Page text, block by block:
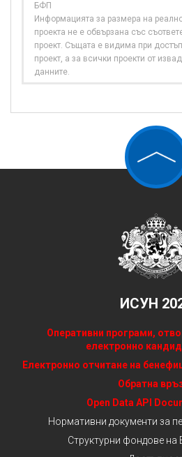
БФП
Информацията за размера на
проекта не е обвързана със
проект. Същата е видима при
проект, а за всички проекти от
данните.
ИСУН
Оперативни програми,
електронно
Електронно отчитане на
Обратна
Open Data API
Нормативни документи за
Структурни фондове на